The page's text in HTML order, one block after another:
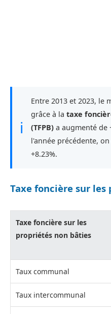
ℹ
Entre 2013 et 2023, le
grâce à la taxe
(TFPB) a augmenté de
l'année précédente,
+8.23%.
Taxe foncière sur
Taxe foncière sur les
propriétés non bâties
Taux communal
Taux intercommunal